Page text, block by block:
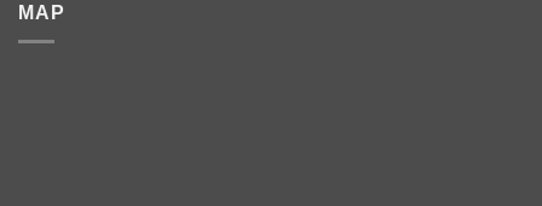
MAP